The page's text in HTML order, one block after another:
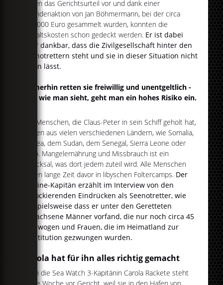
gegen das Gerichtsurteil vor und dank einer
Spendenaktion von Jan Böhmermann, bei der circa
200.000 Euro gesammelt wurden, konnten die
Anwaltskosten schon gedeckt werden. Er ist dabei
sehr dankbar, dass die Zivilgesellschaft hinter den
Seenotrettern steht und sie in dieser Situation nicht
allein lässt.
Immerhin retten sie freiwillig und unentgeltlich -
und wie man sieht, geht man ein hohes Risiko ein.
Die Menschen, die Claus-Peter in sein Schiff geholt hat,
kamen aus vielen verschiedenen Ländern, wie Somalia,
Eritrea, dem Sudan, dem Senegal, Sierra Leone oder
Togo. Mangelernährung und Missbrauch ist ein
Schicksal, was dort jedem zuteil wird. Alle Menschen
waren lange Zeit davor in libyschen Foltercamps. Der
Lifeline-Kapitän erzählt im Interview von den
schockierenden Eindrücken als Seenotretter, wie
beispielsweise dass er unter den Geretteten
erwachsene Männer vorfand, die nur noch circa 45
Kilo wogen und Frauen, die im Heimatland zur
Prostitution gezwungen wurden.
Carola hat für ihn alles richtig gemacht
Auch die Sea Watch 3-Kapitänin Carola Rackete steht